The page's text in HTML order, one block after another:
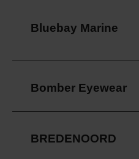
Bluebay Marine
Bomber Eyewear
BREDENOORD